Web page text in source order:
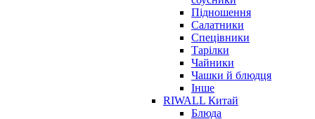
Підношення
Салатники
Спецівники
Тарілки
Чайники
Чашки й блюдця
Інше
RIWALL Китай
Блюда